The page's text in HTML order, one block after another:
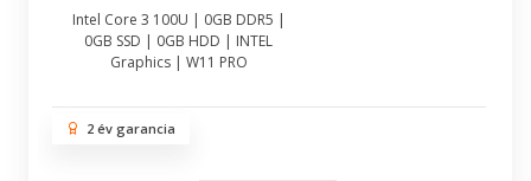
Intel Core 3 100U | 0GB DDR5 |
0GB SSD | 0GB HDD | INTEL
Graphics | W11 PRO
2 év garancia